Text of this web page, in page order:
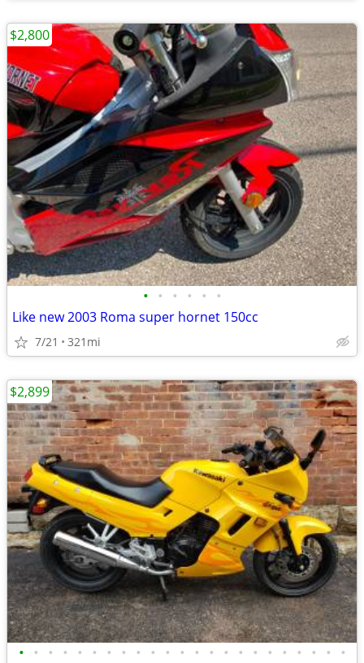
• • • • • •
Like new 2003 Roma super hornet 150cc
7/21 321mi
$2,800
• • • • • • • • • • • • • • • • • • • • • • •
$2,899